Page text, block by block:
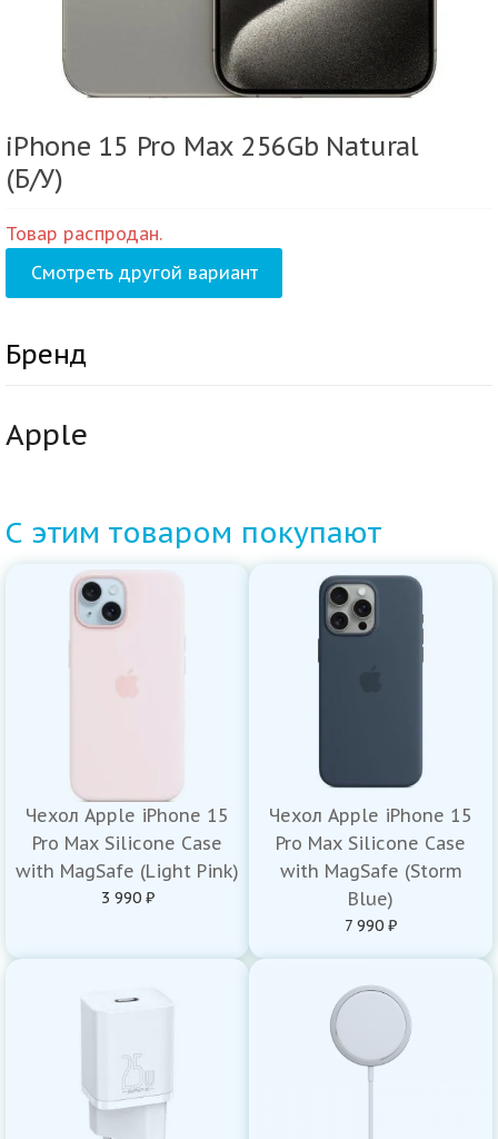
iPhone 15 Pro Max 256Gb Natural
(Б/У)
Товар распродан.
Смотреть другой вариант
Бренд
Apple
С этим товаром покупают
Чехол Apple iPhone 15
Pro Max Silicone Case
with MagSafe (Light Pink)
3 990 ₽
Чехол Apple iPhone 15
Pro Max Silicone Case
with MagSafe (Storm
Blue)
7 990 ₽